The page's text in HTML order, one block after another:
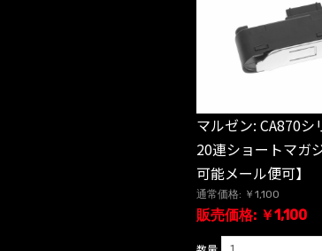
マルゼン: CA870シ
20連ショートマガ
可能メール便可】
通常価格: ￥1,100
販売価格: ￥1,100